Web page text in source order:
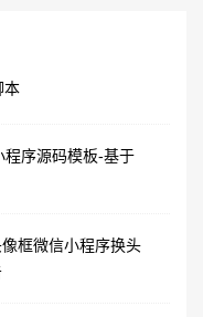
本
程序源码模板-基于
框微信小程序换头